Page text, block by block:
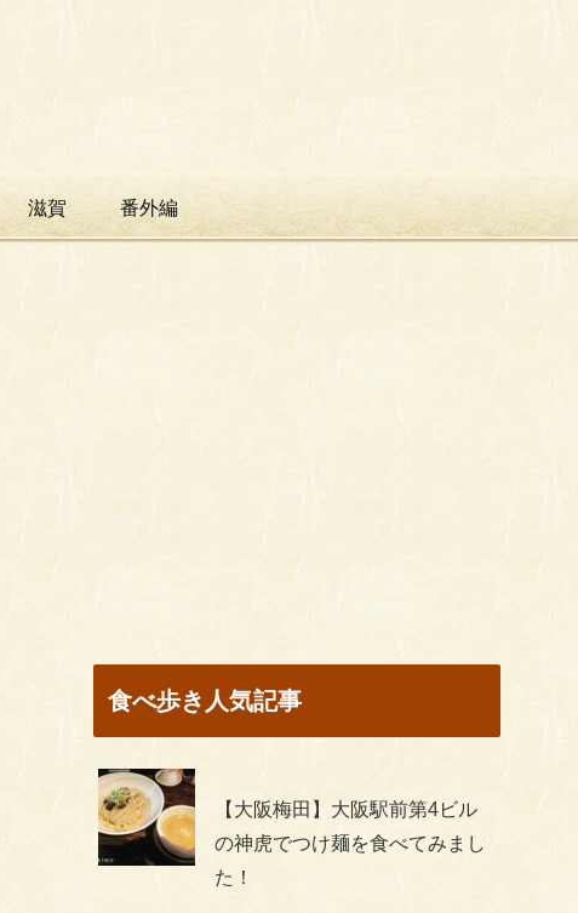
滋賀 番外編
食べ歩き人気記事
【大阪梅田】大阪駅前第4ビル
の神虎でつけ麺を食べてみまし
た！